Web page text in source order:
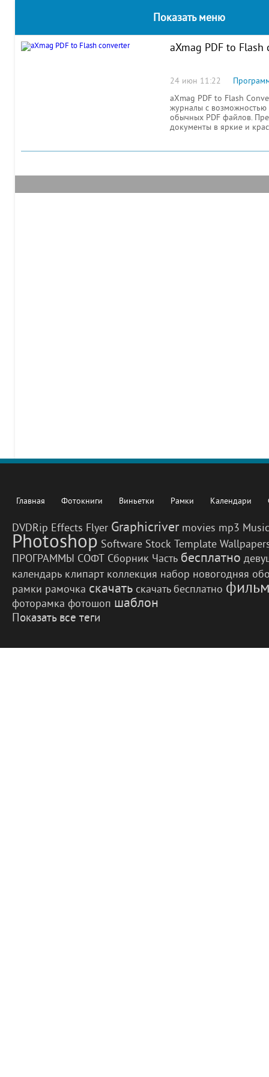
Показать меню
aXmag PDF to Flash
24 июн 11:22
aXmag PDF to Flash
журналы с возможностью
обычных PDF файлов.
документы в яркие и
Главная Фотокниги Виньетки Рамки Календари
DVDRip Effects Flyer Graphicriver movies mp3 Music
Photoshop Software Stock Template
ПРОГРАММЫ СОФТ Сборник Часть бесплатно
календарь клипарт коллекция набор новогодняя
рамки рамочка скачать скачать бесплатно
фоторамка фотошоп шаблон
Показать все теги